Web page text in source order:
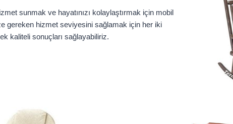
sunmak ve hayatınızı kolaylaştırmak için mobil
gereken hizmet seviyesini sağlamak için her iki
kaliteli sonuçları sağlayabiliriz.